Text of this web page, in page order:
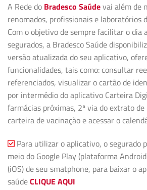
A Rede do Bradesco Saúdevai além de
renomados, profissionais e laboratórios
Com o objetivo de sempre facilitar o dia
segurados, a Bradesco Saúde
versão atualizada do seu aplicativo,
funcionalidades, tais como: consultar
referenciados, visualizar o cartão de
por intermédio do aplicativo Carteira
farmácias próximas, 2ª via do extrato
carteira de vacinação e acessar o
Para utilizar o aplicativo, o segurado
meio do Google Play (plataforma
(iOS) de seu smatphone, para baixar o
saúdeCLIQUE AQUI